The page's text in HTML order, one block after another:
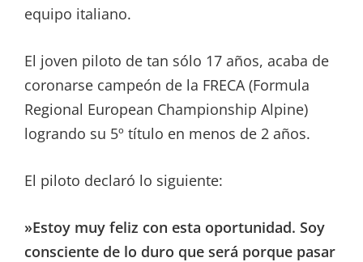
equipo italiano.
El joven piloto de tan sólo 17 años, acaba de
coronarse campeón de la FRECA (Formula
Regional European Championship Alpine)
logrando su 5º título en menos de 2 años.
El piloto declaró lo siguiente:
»Estoy muy feliz con esta oportunidad. Soy
consciente de lo duro que será porque pasar